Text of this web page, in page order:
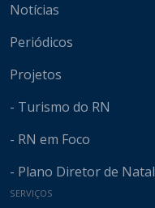
Notícias
Periódicos
Projetos
- Turismo do RN
- RN em Foco
- Plano Diretor de Natal
SERVIÇOS